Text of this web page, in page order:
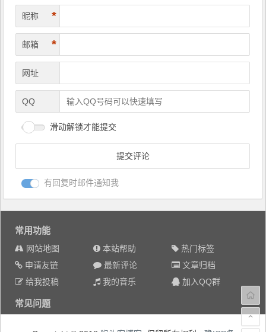
昵称 *
邮箱 *
网址
QQ
滑动解锁才能提交
有回复时邮件通知我
常用功能
网站地图 本站帮助
热门标签
申请友链
最新评论
文章归档
给我投稿
我的音乐 加入QQ群
常见问题